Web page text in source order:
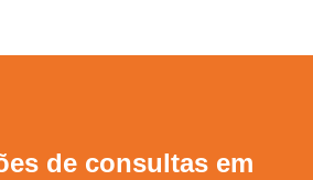
de consultas em